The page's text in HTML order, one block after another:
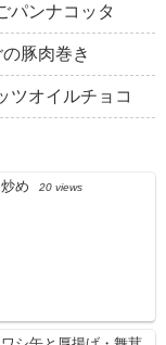
パンナコッタ
豚肉巻き
ツオイルチョコ
め 20 views